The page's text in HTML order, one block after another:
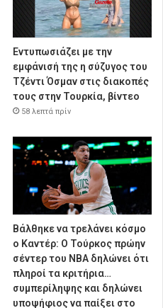
Εντυπωσιάζει με την
εμφάνισή της η σύζυγος του
Τζέντι Όσμαν στις διακοπές
τους στην Τουρκία, βίντεο
58 λεπτά πρίν
Βάλθηκε να τρελάνει κόσμο
ο Καντέρ: Ο Τούρκος πρώην
σέντερ του NBA δηλώνει ότι
πληροί τα κριτήρια…
συμπερίληψης και δηλώνει
υποψήφιος να παίξει στο